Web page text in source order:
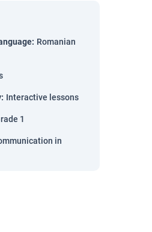
: Romanian
: Interactive lessons
1
in